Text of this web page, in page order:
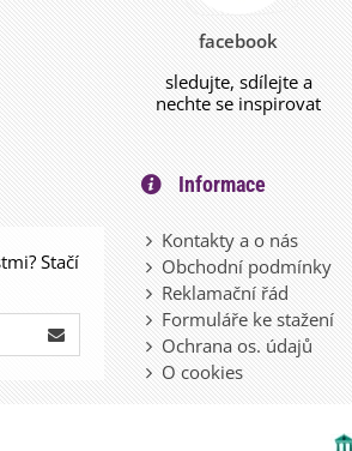
facebook
sledujte, sdílejte a
nechte se inspirovat
Stačí
Informace
Kontakty a o nás
Obchodní podmínky
Reklamační řád
Formuláře ke stažení
Ochrana os. údajů
O cookies